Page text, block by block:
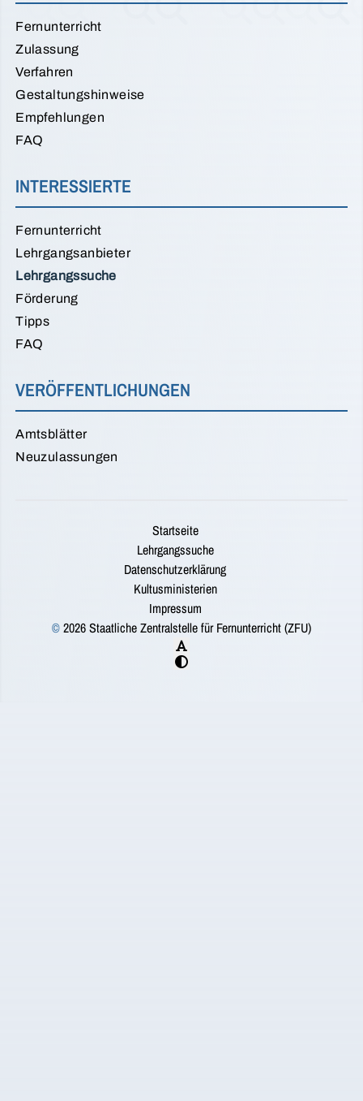
Fernunterricht
Zulassung
Verfahren
Gestaltungshinweise
Empfehlungen
FAQ
INTERESSIERTE
Fernunterricht
Lehrgangsanbieter
Lehrgangssuche
Förderung
Tipps
FAQ
VERÖFFENTLICHUNGEN
Amtsblätter
Neuzulassungen
Startseite
Lehrgangssuche
Datenschutzerklärung
Kultusministerien
Impressum
©2026 Staatliche Zentralstelle für Fernunterricht (ZFU)